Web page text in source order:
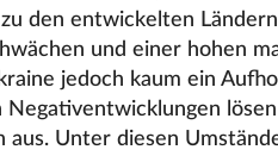
den entwickelten
und einer hohen
jedoch kaum ein
aus. Unter diesen